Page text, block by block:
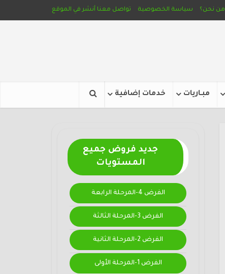
من نحن؟ سياسة الخصوصية تواصل معنا أنشر في الموقع
مبـاريات خدمات إضافية
جديد فروض جميع
المستويات
الفرض 4-المرحلة الرابعة
الفرض 3-المرحلة الثالثة
الفرض 2-المرحلة الثانية
الفرض 1-المرحلة الأولى